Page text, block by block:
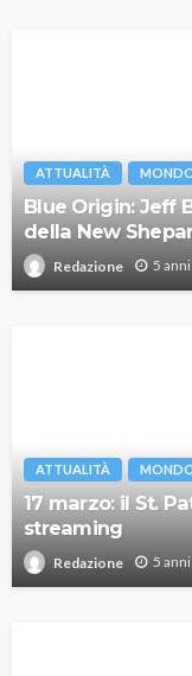
ATTUALITÀ
Blue Origin: Jeff
della New
Redazione 5
ATTUALITÀ
17 marzo: il St.
streaming
Redazione 5